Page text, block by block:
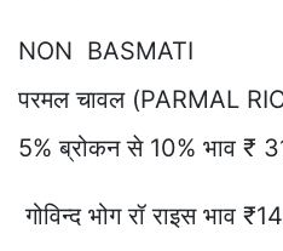
NON BASMATI
परमल चावल (PARMAL
5% ब्रोकन से 10% भाव ₹
गोविन्द भोग रॉ राइस भाव